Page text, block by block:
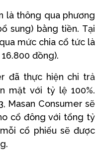
là thông qua phương
sung) bằng tiền. Tại
mức chia cổ tức là
đồng).
đã thực hiện chi trả
mặt với tỷ lệ 100%.
Masan Consumer sẽ
cổ đông với tổng tỷ
cổ phiếu sẽ được